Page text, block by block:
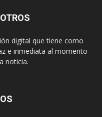
digital que tiene como
e inmediata al momento
noticia.